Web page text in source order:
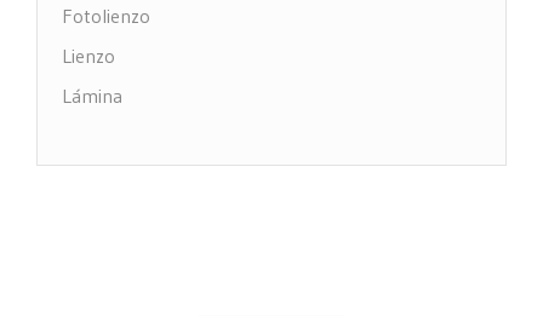
Fotolienzo
Lienzo
Lámina